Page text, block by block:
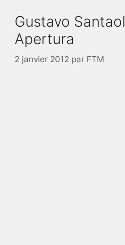
Gustavo
Apertura
2 janvier 2012 par FTM